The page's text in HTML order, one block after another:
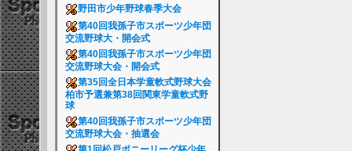
野田市少年野球春季大会
第40回我孫子市スポーツ少年団
交流野球大・開会式
第40回我孫子市スポーツ少年団
交流野球大会・開会式
第35回全日本学童軟式野球大会
柏市予選兼第38回関東学童軟式野
球
第40回我孫子市スポーツ少年団
交流野球大会・抽選会